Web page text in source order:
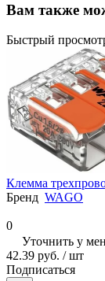
Вам также
Быстрый
Клемма
Бренд WAGO
0
Уточнить у
42.39 руб. / шт
Подписаться